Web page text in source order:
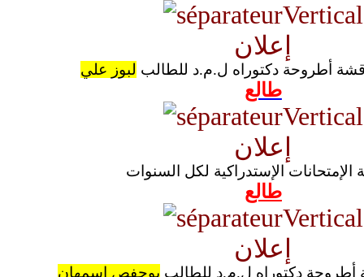
إعلان
أطروحة دكتوراه ل.م.د للطالب لبوز علي
طالع
إعلان
طالع
إعلان
أطروحة دكتوراه ل.م.د للطالب بوحفص اسمهان